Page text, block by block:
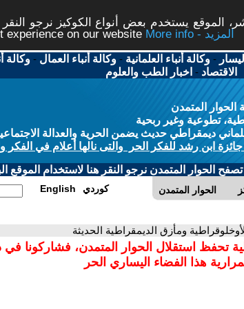
الموقع يستخدم بعض أنواع الكوكيز نرجو
experience on our website
More info - المزيد
-وكالة أنباء العلمانية -وكالة أنباء العمال -وكالة
الاقتصاد - اخبار الطب والعلوم
المتمدن
تطوعية وغير ربحية
ديمقراطي حديث يضمن الحرية والعدالة
ابن رشد للفكر الحر والتى نالها أعلام في الفكر
الحوار المتمدن نرجو النقر هنا لاستخدام الموقع
الحوار المتمدن English كوردي
ومأزق الديمقراطية الحديثة
تحفظ استقلال الحوار المتمدن، فشاركونا
هذا الفضاء اليساري الحر